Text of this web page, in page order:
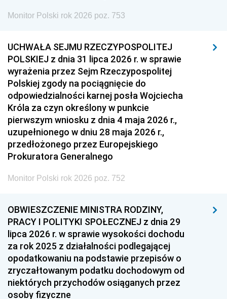
Monitor Polski rok 2026 poz. 753
UCHWAŁA SEJMU RZECZYPOSPOLITEJ
POLSKIEJ z dnia 31 lipca 2026 r. w sprawie
wyrażenia przez Sejm Rzeczypospolitej
Polskiej zgody na pociągnięcie do
odpowiedzialności karnej posła Wojciecha
Króla za czyn określony w punkcie
pierwszym wniosku z dnia 4 maja 2026 r.,
uzupełnionego w dniu 28 maja 2026 r.,
przedłożonego przez Europejskiego
Prokuratora Generalnego
Monitor Polski rok 2026 poz. 752
OBWIESZCZENIE MINISTRA RODZINY,
PRACY I POLITYKI SPOŁECZNEJ z dnia 29
lipca 2026 r. w sprawie wysokości dochodu
za rok 2025 z działalności podlegającej
opodatkowaniu na podstawie przepisów o
zryczałtowanym podatku dochodowym od
niektórych przychodów osiąganych przez
osoby fizyczne